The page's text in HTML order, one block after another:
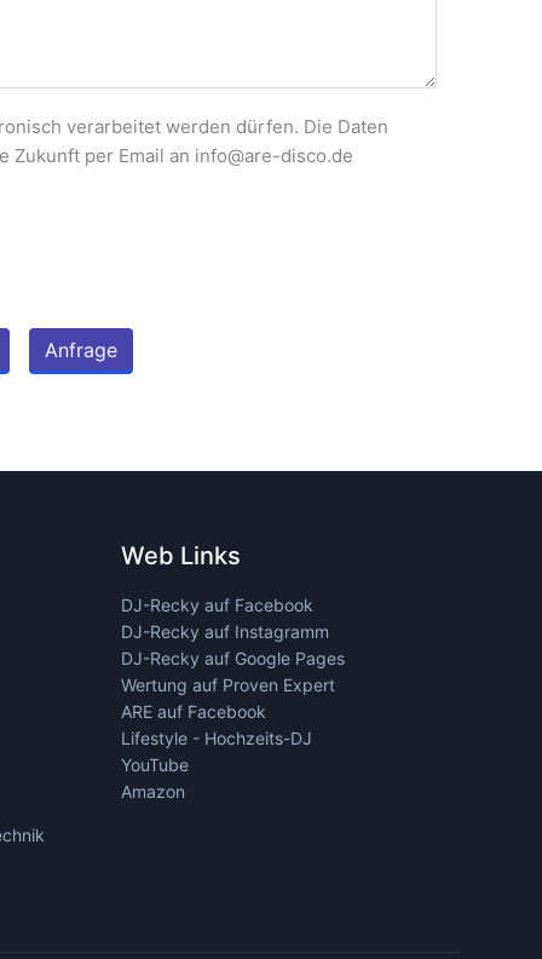
verarbeitet werden dürfen. Die Daten
per Email an info@are-disco.de
Anfrage
Web Links
DJ-Recky auf Facebook
DJ-Recky auf Instagramm
DJ-Recky auf Google Pages
Wertung auf Proven Expert
ARE auf Facebook
Lifestyle - Hochzeits-DJ
YouTube
Amazon